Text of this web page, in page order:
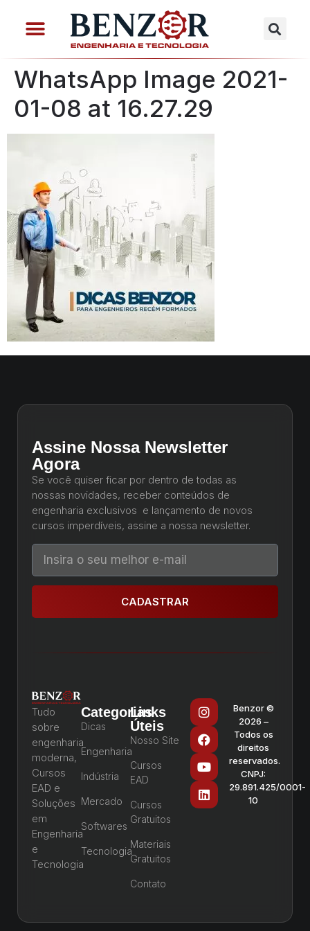
WhatsApp Image 2021-
01-08 at 16.27.29
Assine Nossa Newsletter
Agora
Se você quiser ficar por dentro de todas as
nossas novidades, receber conteúdos de
engenharia exclusivos e lançamento de novos
cursos imperdíveis, assine a nossa newsletter.
CADASTRAR
Tudo
sobre
engenharia
moderna,
Cursos
EAD e
Soluções
em
Engenharia
e
Tecnologia
Categorias
Dicas
Engenharia
Indústria
Mercado
Softwares
Tecnologia
Links
Úteis
Nosso Site
Cursos
EAD
Cursos
Gratuitos
Materiais
Gratuitos
Contato
Benzor ©
2026 –
Todos os
direitos
reservados.
CNPJ:
29.891.425/0001-
10